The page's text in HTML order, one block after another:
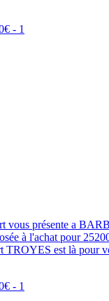
présente a
à l'achat pour
est là pour